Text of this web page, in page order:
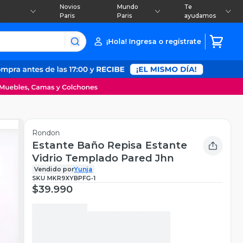
Novios
Paris
Mundo
Paris
Te
ayudamos
¡Hola! Ingresa o regístrate
Rondon
Estante Baño Repisa Estante
Vidrio Templado Pared Jhn
Vendido porYunja
SKU MKR9XYBPFG-1
$39.990